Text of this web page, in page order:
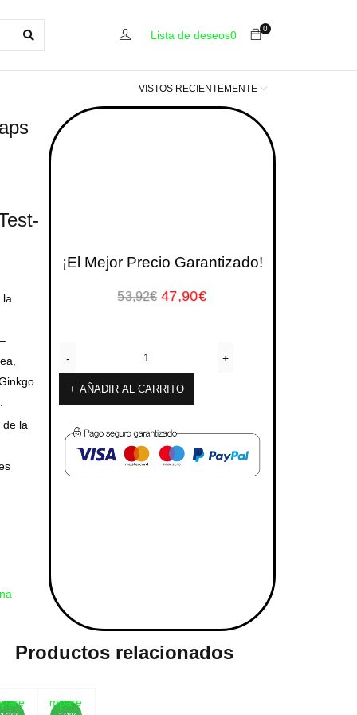
0
Lista de deseos0
VISTOS RECIENTEMENTE
la
de la
¡El Mejor Precio Garantizado!
53,92€ 47,90€
AÑADIR AL CARRITO
Productos relacionados
Compare